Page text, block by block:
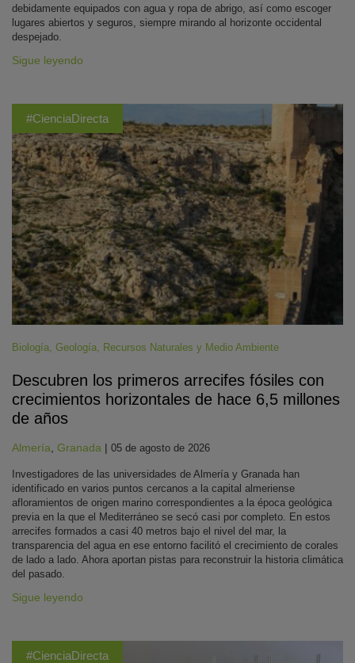
debidamente equipados con agua y ropa de abrigo, así como escoger
lugares abiertos y seguros, siempre mirando al horizonte occidental
despejado.
Sigue leyendo
#CienciaDirecta
Biología, Geología, Recursos Naturales y Medio Ambiente
Descubren los primeros arrecifes fósiles con
crecimientos horizontales de hace 6,5 millones
de años
Almería Granada | 05 de agosto de 2026
Investigadores de las universidades de Almería y Granada han
identificado en varios puntos cercanos a la capital almeriense
afloramientos de origen marino correspondientes a la época geológica
previa en la que el Mediterráneo se secó casi por completo. En estos
arrecifes formados a casi 40 metros bajo el nivel del mar, la
transparencia del agua en ese entorno facilitó el crecimiento de corales
de lado a lado. Ahora aportan pistas para reconstruir la historia climática
del pasado.
Sigue leyendo
#CienciaDirecta